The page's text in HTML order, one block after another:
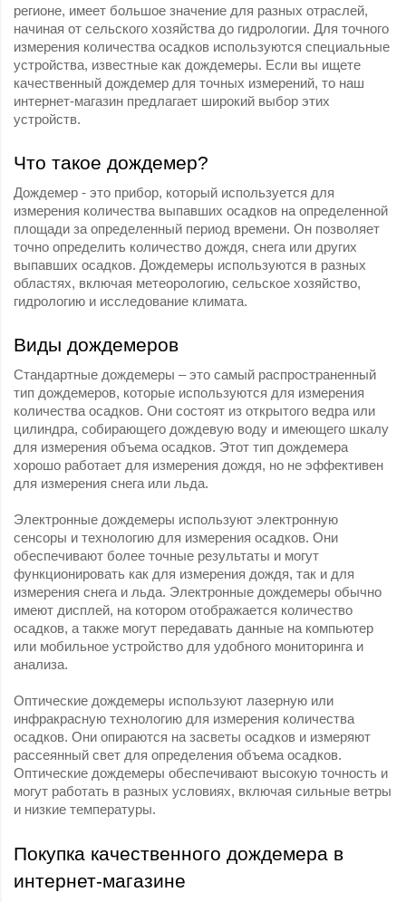
регионе, имеет большое значение для разных отраслей,
начиная от сельского хозяйства до гидрологии. Для точного
измерения количества осадков используются специальные
устройства, известные как дождемеры. Если вы ищете
качественный дождемер для точных измерений, то наш
интернет-магазин предлагает широкий выбор этих
устройств.
Что такое дождемер?
Дождемер - это прибор, который используется для
измерения количества выпавших осадков на определенной
площади за определенный период времени. Он позволяет
точно определить количество дождя, снега или других
выпавших осадков. Дождемеры используются в разных
областях, включая метеорологию, сельское хозяйство,
гидрологию и исследование климата.
Виды дождемеров
Стандартные дождемеры – это самый распространенный
тип дождемеров, которые используются для измерения
количества осадков. Они состоят из открытого ведра или
цилиндра, собирающего дождевую воду и имеющего шкалу
для измерения объема осадков. Этот тип дождемера
хорошо работает для измерения дождя, но не эффективен
для измерения снега или льда.
Электронные дождемеры используют электронную
сенсоры и технологию для измерения осадков. Они
обеспечивают более точные результаты и могут
функционировать как для измерения дождя, так и для
измерения снега и льда. Электронные дождемеры обычно
имеют дисплей, на котором отображается количество
осадков, а также могут передавать данные на компьютер
или мобильное устройство для удобного мониторинга и
анализа.
Оптические дождемеры используют лазерную или
инфракрасную технологию для измерения количества
осадков. Они опираются на засветы осадков и измеряют
рассеянный свет для определения объема осадков.
Оптические дождемеры обеспечивают высокую точность и
могут работать в разных условиях, включая сильные ветры
и низкие температуры.
Покупка качественного дождемера в
интернет-магазине